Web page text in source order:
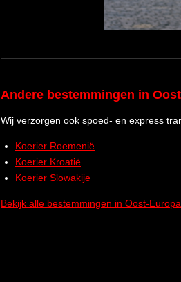
Andere bestemmingen in
Wij verzorgen ook spoed- en express
Koerier Roemenië
Koerier Kroatië
Koerier Slowakije
Bekijk alle bestemmingen in Oost-Europa